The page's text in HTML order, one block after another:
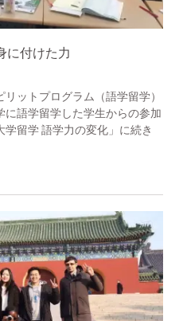
に付けた力
ットプログラム（語学留学）
語学留学した学生からの参加
留学 語学力の変化」に続き